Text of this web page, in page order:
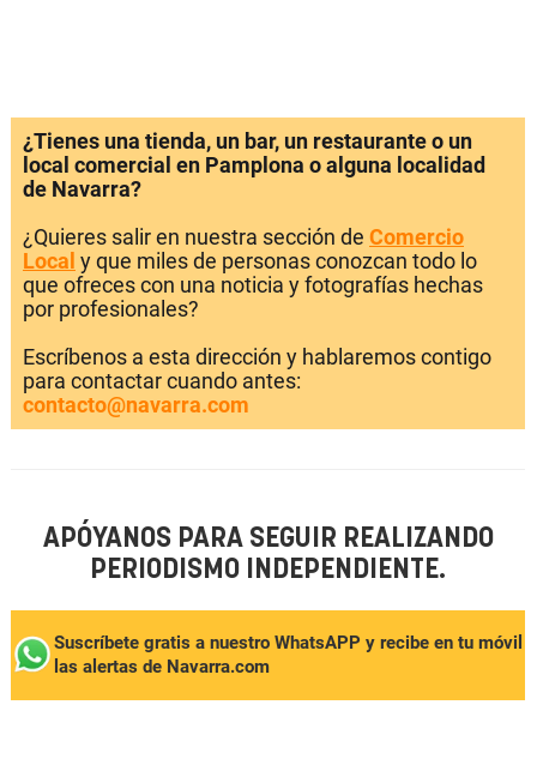
¿Tienes una tienda, un bar, un restaurante o un
local comercial en Pamplona o alguna localidad
de Navarra?
¿Quieres salir en nuestra sección de Comercio
Local y que miles de personas conozcan todo lo
que ofreces con una noticia y fotografías hechas
por profesionales?
Escríbenos a esta dirección y hablaremos contigo
para contactar cuando antes:
contacto@navarra.com
APÓYANOS PARA SEGUIR REALIZANDO
PERIODISMO INDEPENDIENTE.
Suscríbete gratis a nuestro WhatsAPP y recibe en tu móvil
las alertas de Navarra.com